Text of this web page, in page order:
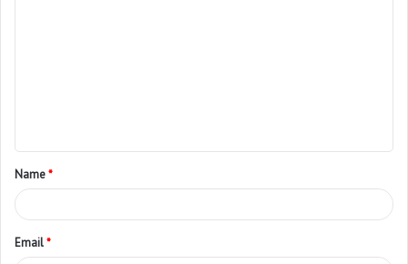
Name*
Email*